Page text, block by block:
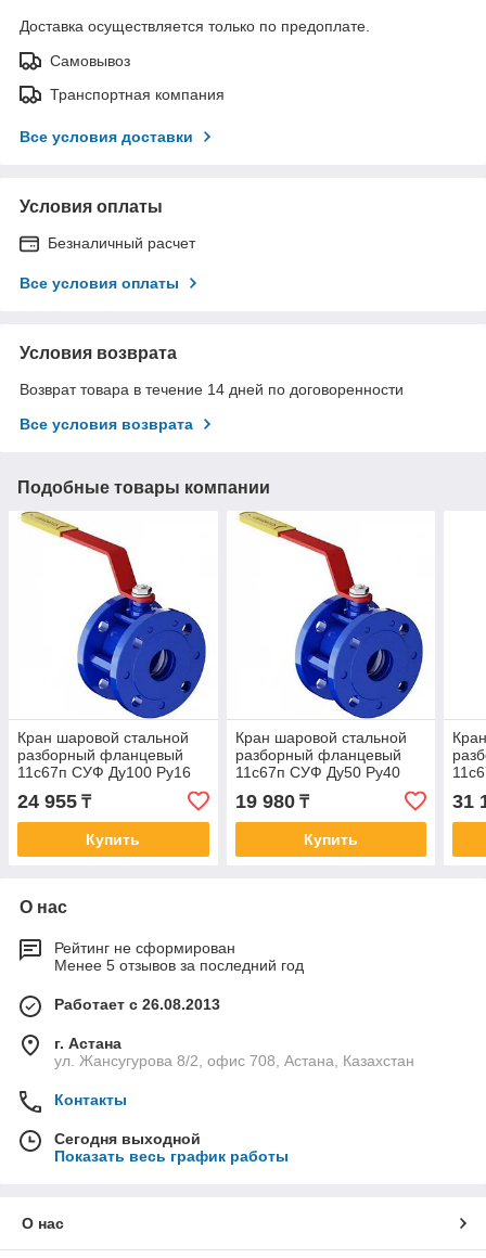
Доставка осуществляется только по предоплате.
Самовывоз
Транспортная компания
Все условия доставки
Условия оплаты
Безналичный расчет
Все условия оплаты
Условия возврата
Возврат товара в течение 14 дней по договоренности
Все условия возврата
Подобные товары компании
Кран шаровой стальной
разборный фланцевый
11с67п СУФ Ду100 Ру16
24 955 ₸
Купить
Кран шаровой стальной
разборный фланцевый
11с67п СУФ Ду50 Ру40
19 980₸
Купить
31
О нас
Рейтинг не сформирован
Менее 5 отзывов за последний год
Работает с 26.08.2013
г. Астана
ул. Жансугурова 8/2, офис 708, Астана, Казахстан
Контакты
Сегодня выходной
Показать весь график работы
О нас